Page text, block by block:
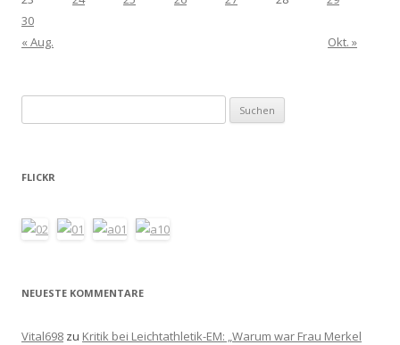
30
« Aug.
Okt. »
nach:
FLICKR
NEUESTE KOMMENTARE
Vital698 zu Kritik bei Leichtathletik-EM: „Warum war Frau Merkel